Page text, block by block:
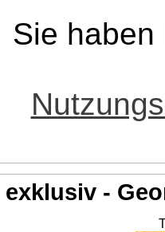
Sie
exklusiv -